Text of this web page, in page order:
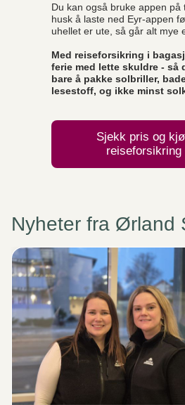
Du kan også bruke appen på
husk å laste ned Eyr-appen
uhellet er ute, så går alt mye
Med reiseforsikring i
ferie med lette skuldre - så
bare å pakke solbriller,
lesestoff, og ikke minst
Sjekk pris og
reiseforsikring
Nyheter fra Ørland